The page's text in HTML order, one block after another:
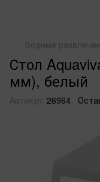
Водные
Стол
мм), белый
Артикул: 26964